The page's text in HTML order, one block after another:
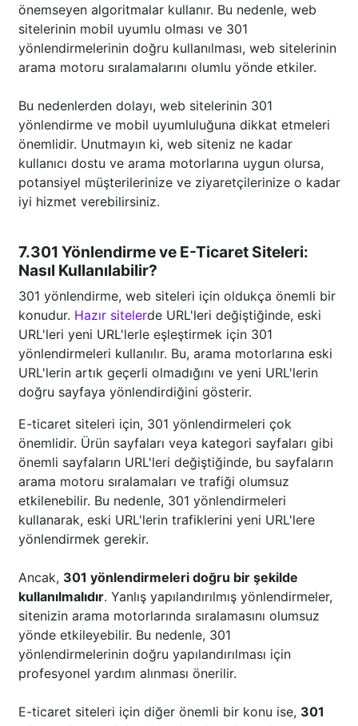
önemseyen algoritmalar kullanır. Bu nedenle, web
sitelerinin mobil uyumlu olması ve 301
yönlendirmelerinin doğru kullanılması, web sitelerinin
arama motoru sıralamalarını olumlu yönde etkiler.
Bu nedenlerden dolayı, web sitelerinin 301
yönlendirme ve mobil uyumluluğuna dikkat etmeleri
önemlidir. Unutmayın ki, web siteniz ne kadar
kullanıcı dostu ve arama motorlarına uygun olursa,
potansiyel müşterilerinize ve ziyaretçilerinize o kadar
iyi hizmet verebilirsiniz.
7.301 Yönlendirme ve E-Ticaret Siteleri:
Nasıl Kullanılabilir?
301 yönlendirme, web siteleri için oldukça önemli bir
konudur. Hazır sitelerde URL'leri değiştiğinde, eski
URL'leri yeni URL'lerle eşleştirmek için 301
yönlendirmeleri kullanılır. Bu, arama motorlarına eski
URL'lerin artık geçerli olmadığını ve yeni URL'lerin
doğru sayfaya yönlendirdiğini gösterir.
E-ticaret siteleri için, 301 yönlendirmeleri çok
önemlidir. Ürün sayfaları veya kategori sayfaları gibi
önemli sayfaların URL'leri değiştiğinde, bu sayfaların
arama motoru sıralamaları ve trafiği olumsuz
etkilenebilir. Bu nedenle, 301 yönlendirmeleri
kullanarak, eski URL'lerin trafiklerini yeni URL'lere
yönlendirmek gerekir.
Ancak, 301 yönlendirmeleri doğru bir şekilde
kullanılmalıdır. Yanlış yapılandırılmış yönlendirmeler,
sitenizin arama motorlarında sıralamasını olumsuz
yönde etkileyebilir. Bu nedenle, 301
yönlendirmelerinin doğru yapılandırılması için
profesyonel yardım alınması önerilir.
E-ticaret siteleri için diğer önemli bir konu ise, 301